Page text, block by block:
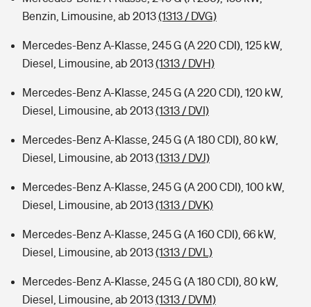
Benzin, Limousine, ab 2013(1313 / DVG)
Mercedes-Benz A-Klasse, 245 G (A 220 CDI), 125 kW,
Diesel, Limousine, ab 2013(1313 / DVH)
Mercedes-Benz A-Klasse, 245 G (A 220 CDI), 120 kW,
Diesel, Limousine, ab 2013(1313 / DVI)
Mercedes-Benz A-Klasse, 245 G (A 180 CDI), 80 kW,
Diesel, Limousine, ab 2013(1313 / DVJ)
Mercedes-Benz A-Klasse, 245 G (A 200 CDI), 100 kW,
Diesel, Limousine, ab 2013(1313 / DVK)
Mercedes-Benz A-Klasse, 245 G (A 160 CDI), 66 kW,
Diesel, Limousine, ab 2013(1313 / DVL)
Mercedes-Benz A-Klasse, 245 G (A 180 CDI), 80 kW,
Diesel, Limousine, ab 2013(1313 / DVM)